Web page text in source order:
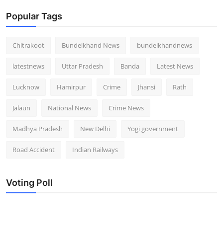
Popular Tags
Chitrakoot Bundelkhand News bundelkhandnews
latestnews Uttar Pradesh Banda Latest News
Lucknow Hamirpur Crime Jhansi Rath
Jalaun National News Crime News
Madhya Pradesh New Delhi Yogi government
Road Accident Indian Railways
Voting Poll